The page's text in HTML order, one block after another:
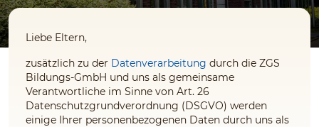
Liebe Eltern,
zusätzlich zu der Datenverarbeitung durch die ZGS
Bildungs-GmbH und uns als gemeinsame
Verantwortliche im Sinne von Art. 26
Datenschutzgrundverordnung (DSGVO) werden
einige Ihrer personenbezogenen Daten durch uns als